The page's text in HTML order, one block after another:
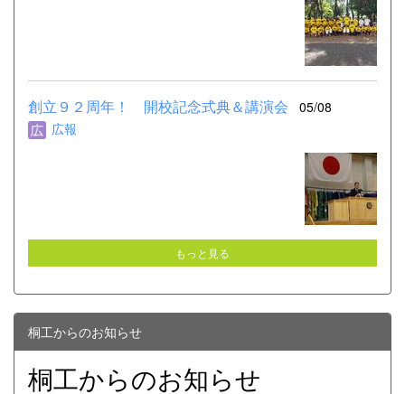
創立９２周年！ 開校記念式典＆講演会
05/08
広報
もっと見る
桐工からのお知らせ
桐工からのお知らせ